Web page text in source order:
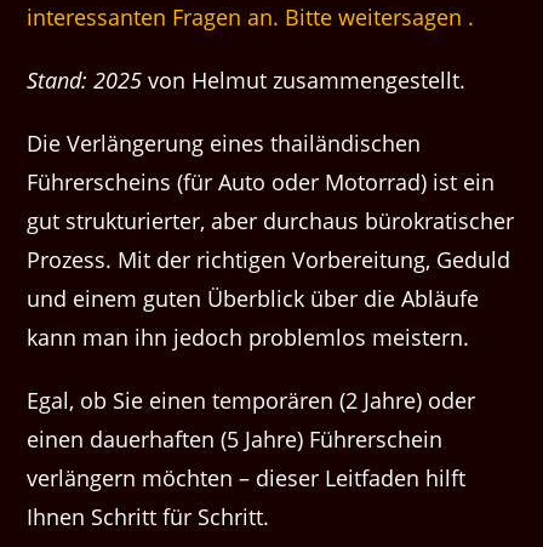
interessanten Fragen an. Bitte weitersagen .
Stand: 2025 von Helmut zusammengestellt.
Die Verlängerung eines thailändischen
Führerscheins (für Auto oder Motorrad) ist ein
gut strukturierter, aber durchaus bürokratischer
Prozess. Mit der richtigen Vorbereitung, Geduld
und einem guten Überblick über die Abläufe
kann man ihn jedoch problemlos meistern.
Egal, ob Sie einen temporären (2 Jahre) oder
einen dauerhaften (5 Jahre) Führerschein
verlängern möchten – dieser Leitfaden hilft
Ihnen Schritt für Schritt.